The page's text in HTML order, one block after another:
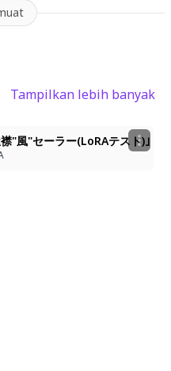
Tampilkan lebih banyak
テスト)｣
"風"セーラー(LoRAテスト)｣